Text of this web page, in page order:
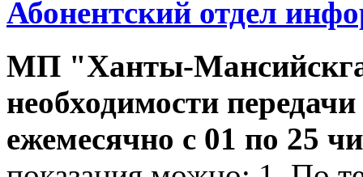
Абонентский отдел
МП "Ханты-
необходимости
ежемесячно с 01 по 25